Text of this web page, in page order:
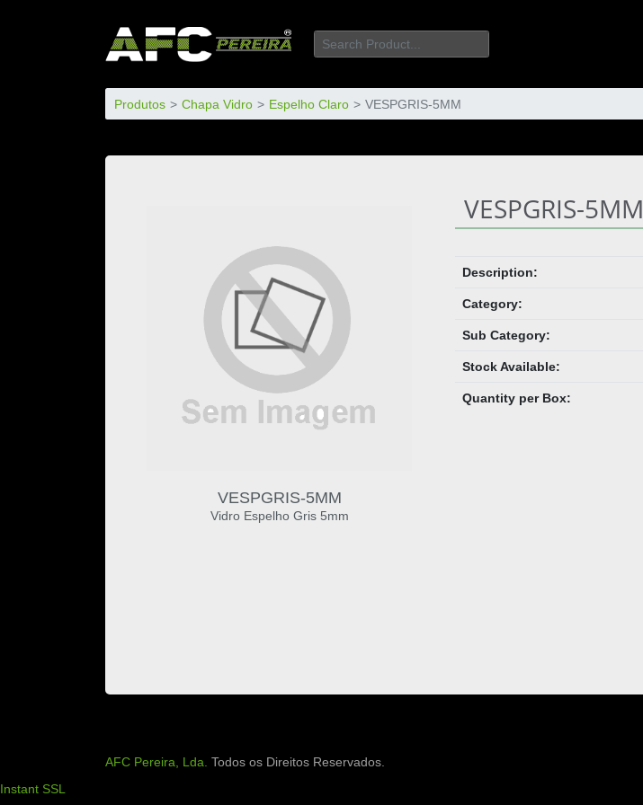
Produtos Chapa Vidro Espelho Claro VESPGRIS-5MM
VESPGRIS-5MM
Vidro Espelho Gris 5mm
VESPGRIS-5MM
Description:
Category:
Sub Category:
Stock Available:
Quantity per Box:
AFC Pereira, Lda. Todos os Direitos Reservados.
Instant SSL